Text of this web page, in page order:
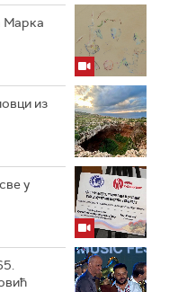
Марка
из
у